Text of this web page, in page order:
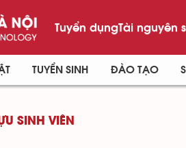
Tuyển dụngTài nguyên
TUYỂN SINH ĐÀO TẠO
SINH VIÊN